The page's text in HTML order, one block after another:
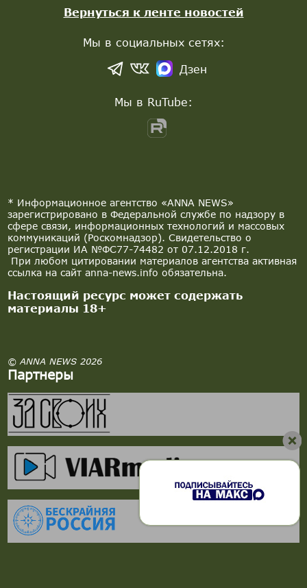
* Информационное агентство «ANNA NEWS»
зарегистрировано в Федеральной службе по надзору в
сфере связи, информационных технологий и массовых
коммуникаций (Роскомнадзор). Свидетельство о
регистрации ИА №ФС77-74482 от 07.12.2018 г.
При любом цитировании материалов агентства активная
ссылка на сайт anna-news.info обязательна.
Настоящий ресурс может содержать
материалы 18+
© ANNA NEWS 2026
Партнеры
Вернуться к ленте новостей
Мы в социальных сетях:
Дзен
Мы в RuTube: